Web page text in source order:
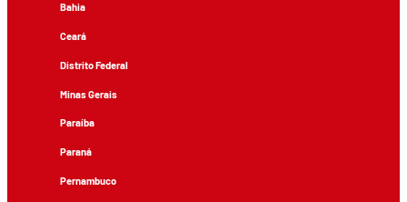
Bahia
Ceará
Distrito Federal
Minas Gerais
Paraíba
Paraná
Pernambuco